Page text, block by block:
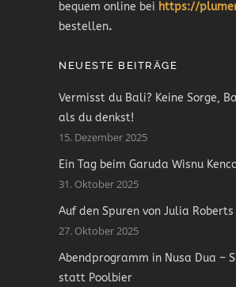
bequem online bei https://
bestellen.
NEUESTE BEITRÄGE
Vermisst du Bali? Keine Sorge,
als du denkst!
15. Dezember 2025
Ein Tag beim Garuda Wisnu
31. Oktober 2025
Auf den Spuren von Julia
27. Oktober 2025
Abendprogramm in Nusa Dua –
statt Poolbier